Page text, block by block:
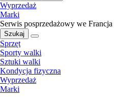
Wyprzedaż
Marki
Serwis posprzedażowy we Francja
Szukaj
Sprzęt
Sporty walki
Sztuki walki
Kondycja fizyczna
Wyprzedaż
Marki